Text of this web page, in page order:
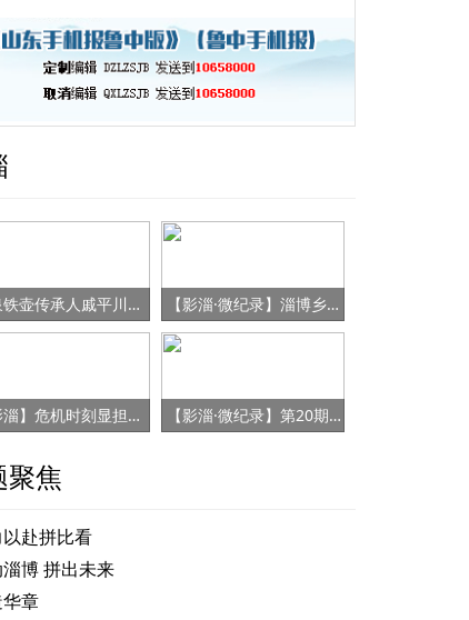
龙泉铁壶传承人戚平川的“守艺”之路 【影淄·微纪录】淄博乡村女书记的“变形记”
【影淄】危机时刻显担当 赤胆忠心保健康 【影淄·微纪录】第20期：战“疫”老将刘景春
聚焦
赴拼比看
博 拼出未来
章